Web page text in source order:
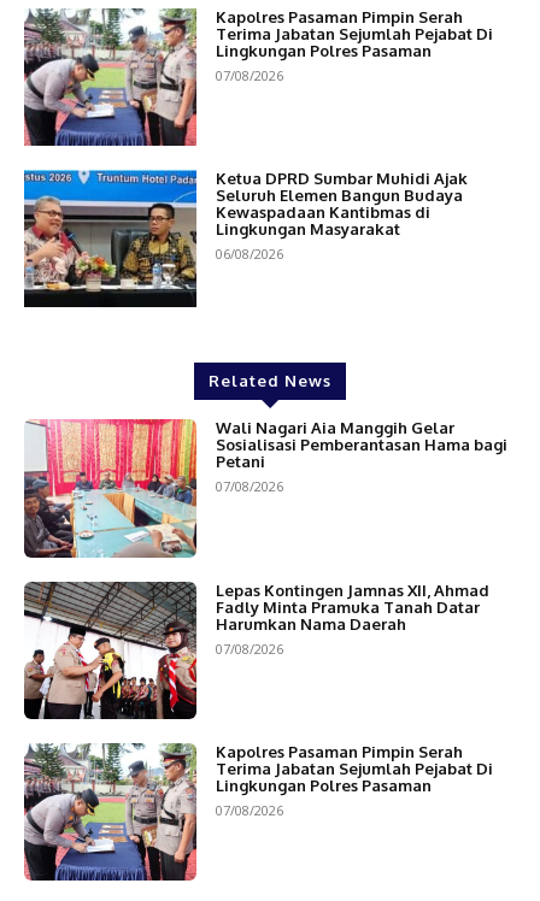
Kapolres Pasaman Pimpin Serah
Terima Jabatan Sejumlah Pejabat Di
Lingkungan Polres Pasaman
07/08/2026
Ketua DPRD Sumbar Muhidi Ajak
Seluruh Elemen Bangun Budaya
Kewaspadaan Kantibmas di
Lingkungan Masyarakat
06/08/2026
Related News
Wali Nagari Aia Manggih Gelar
Sosialisasi Pemberantasan Hama bagi
Petani
07/08/2026
Lepas Kontingen Jamnas XII, Ahmad
Fadly Minta Pramuka Tanah Datar
Harumkan Nama Daerah
07/08/2026
Kapolres Pasaman Pimpin Serah
Terima Jabatan Sejumlah Pejabat Di
Lingkungan Polres Pasaman
07/08/2026